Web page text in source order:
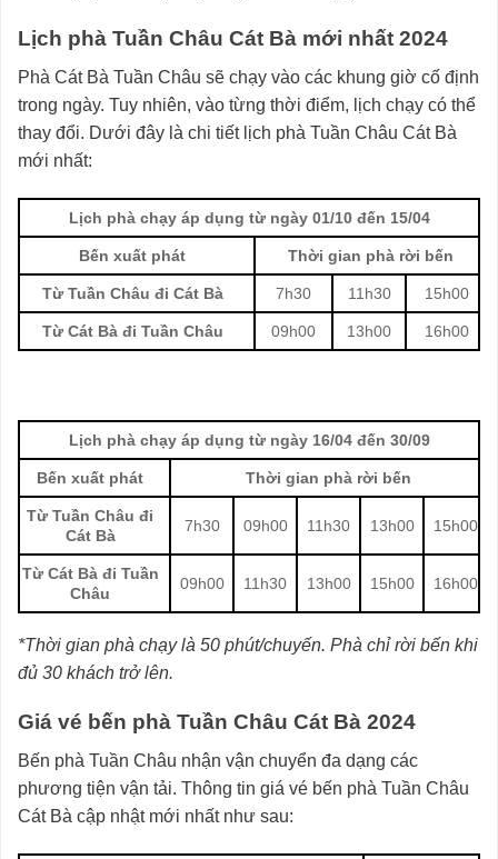
Lịch phà Tuần Châu Cát Bà mới nhất 2024
Phà Cát Bà Tuần Châu sẽ chạy vào các khung giờ cố định
trong ngày. Tuy nhiên, vào từng thời điểm, lịch chạy có thể
thay đổi. Dưới đây là chi tiết lịch phà Tuần Châu Cát Bà
mới nhất:
Lịch phà chạy áp dụng từ ngày 01/10 đến 15/04
Bến xuất phát Thời gian phà rời bến
Từ Tuần Châu đi Cát Bà 7h30 11h30 15h00
Từ Cát Bà đi Tuần Châu 09h00 13h00 16h00
Lịch phà chạy áp dụng từ ngày 16/04 đến 30/09
Bến xuất phát Thời gian phà rời bến
Từ Tuần Châu đi
Cát Bà
7h30 09h00 11h30 13h00 15h00
Từ Cát Bà đi Tuần
Châu
09h00 11h30 13h00 15h00 16h00
*Thời gian phà chạy là 50 phút/chuyến. Phà chỉ rời bến khi
đủ 30 khách trở lên.
Giá vé bến phà Tuần Châu Cát Bà 2024
Bến phà Tuần Châu nhận vận chuyển đa dạng các
phương tiện vận tải. Thông tin giá vé bến phà Tuần Châu
Cát Bà cập nhật mới nhất như sau: